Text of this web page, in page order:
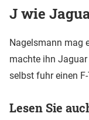
J wie
Nagelsmann mag
machte ihn
selbst fuhr einen
Lesen Sie